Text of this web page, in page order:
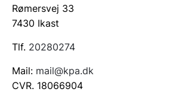
Rømersvej 33
7430 Ikast
Tlf. 20280274
Mail: mail@kpa.dk
CVR. 18066904